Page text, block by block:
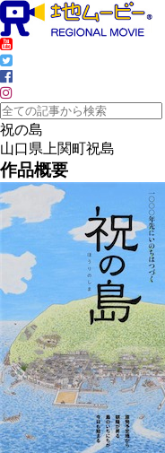
祝の島
山口県上関町祝島
作品概要